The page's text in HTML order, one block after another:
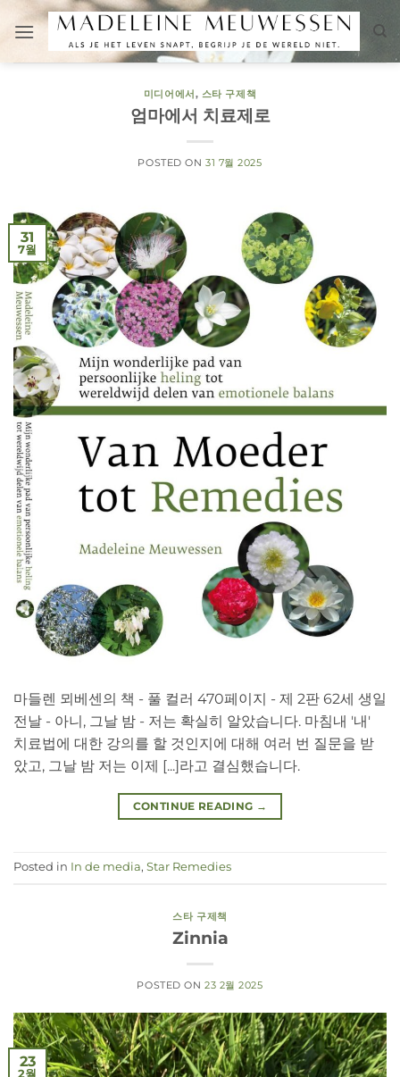
content
미디어에서, 스타 구제책
엄마에서 치료제로
POSTED ON 31 7월 2025
31
7월
마들렌 뫼베센의 책 - 풀 컬러 470페이지 - 제 2판 62세 생일
전날 - 아니, 그날 밤 - 저는 확실히 알았습니다. 마침내 '내'
치료법에 대한 강의를 할 것인지에 대해 여러 번 질문을 받
았고, 그날 밤 저는 이제 [...]라고 결심했습니다.
CONTINUE READING →
Posted in In de media, Star Remedies
스타 구제책
Zinnia
POSTED ON 23 2월 2025
23
2월